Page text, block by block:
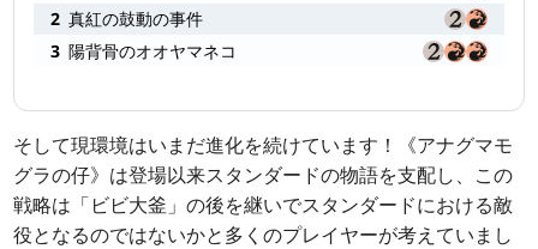
2 真紅の鼓動の事件
3 陽背骨のオオヤマネコ
そして現環境はいまだ進化を続けています！《アナグマモ
グラの仔》は登場以来スタンダードの物語を支配し、この
戦略は「ビビ大釜」の後を継いでスタンダードにおける敵
役となるのではないかと多くのプレイヤーが考えていまし